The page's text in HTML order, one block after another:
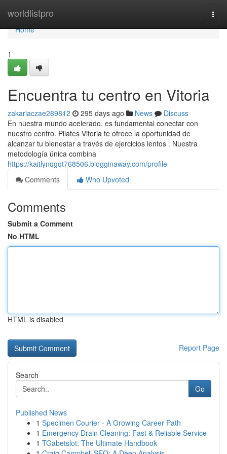
worldlistpro
Home
Home
1
Encuentra tu centro en Vitoria
zakariaczae289812 295 days ago News
Discuss
En nuestra mundo acelerado, es fundamental conectar con
nuestro centro. Pilates Vitoria te ofrece la oportunidad de
alcanzar tu bienestar a través de ejercicios lentos . Nuestra
metodología única combina
https://kaitlynqgqt768506.blogginaway.com/profile
Comments
Who Upvoted
Comments
Submit a Comment
No HTML
HTML is disabled
Report Page
Search
Go
Published News
1 Specimen Courier - A Growing Career Path
1 Emergency Drain Cleaning: Fast & Reliable Service
1 TGabetslot: The Ultimate Handbook